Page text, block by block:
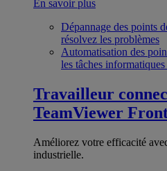
En savoir plus
Dépannage des points
résolvez les problèmes
Automatisation des
les tâches
Travailleur
TeamViewer
Améliorez votre efficacité
industrielle.